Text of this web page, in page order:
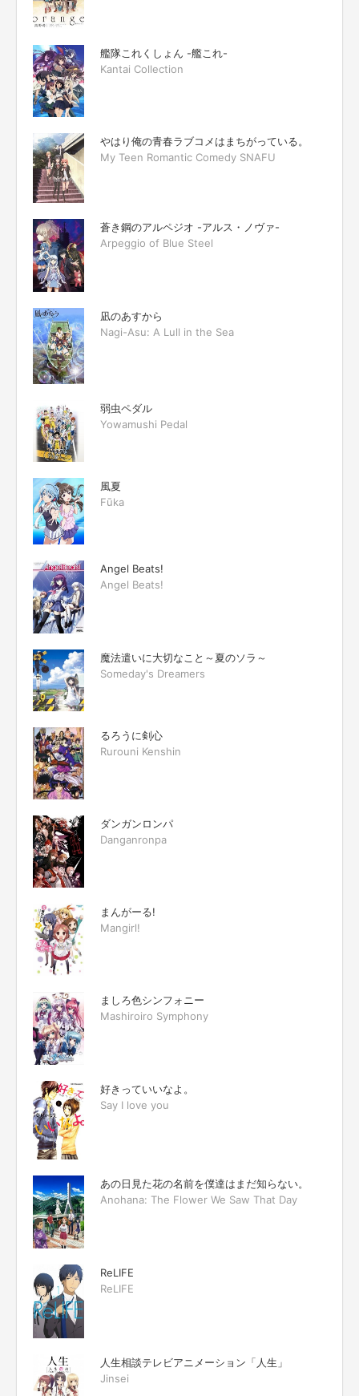
艦隊これくしょん -艦これ-
Kantai Collection
やはり俺の青春ラブコメはまちがっている。
My Teen Romantic Comedy SNAFU
蒼き鋼のアルペジオ -アルス・ノヴァ-
Arpeggio of Blue Steel
凪のあすから
Nagi-Asu: A Lull in the Sea
弱虫ペダル
Yowamushi Pedal
風夏
Fūka
Angel Beats!
Angel Beats!
魔法遣いに大切なこと～夏のソラ～
Someday's Dreamers
るろうに剣心
Rurouni Kenshin
ダンガンロンパ
Danganronpa
まんがーる!
Mangirl!
ましろ色シンフォニー
Mashiroiro Symphony
好きっていいなよ。
Say I love you
あの日見た花の名前を僕達はまだ知らない。
Anohana: The Flower We Saw That Day
ReLIFE
ReLIFE
人生相談テレビアニメーション「人生」
Jinsei